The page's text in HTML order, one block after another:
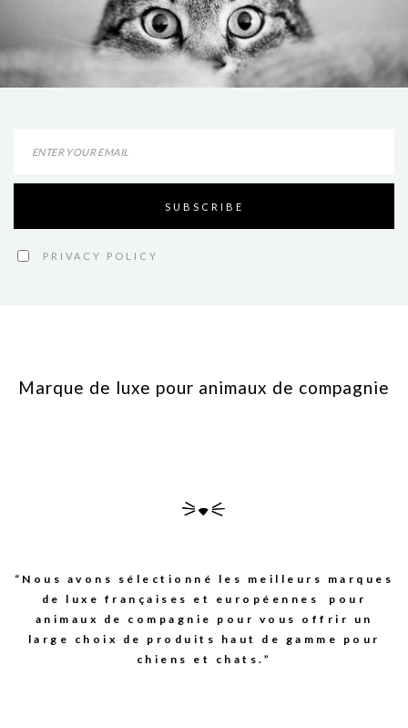
PRIVACY POLICY
Marque de luxe pour animaux de compagnie
“Nous avons sélectionné les meilleurs marques
de luxe françaises et européennes pour
animaux de compagnie pour vous offrir un
large choix de produits haut de gamme pour
chiens et chats.”